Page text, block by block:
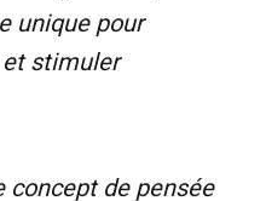
unique pour
stimuler